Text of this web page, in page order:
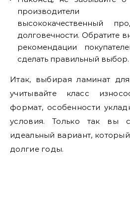
производители
высококачественный
долговечности. Обратите
рекомендации
сделать правильный выбор.
Итак, выбирая ламинат
учитывайте класс
формат, особенности
условия. Только так вы
идеальный вариант,
долгие годы.